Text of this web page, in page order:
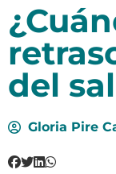
del
Gloria Pire